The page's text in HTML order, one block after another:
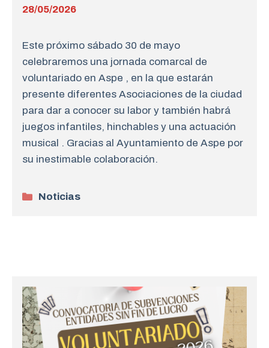
28/05/2026
Este próximo sábado 30 de mayo
celebraremos una jornada comarcal de
voluntariado en Aspe , en la que estarán
presente diferentes Asociaciones de la ciudad
para dar a conocer su labor y también habrá
juegos infantiles, hinchables y una actuación
musical . Gracias al Ayuntamiento de Aspe por
su inestimable colaboración.
Categorías
Noticias